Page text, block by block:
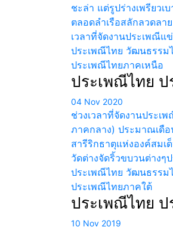
ชะล่า แต่รูปร่างเพรียว
ตลอดลำเรือสลักลวดลา
เวลาที่จัดงานประเพณีแ
ประเพณีไทย วัฒนธรรม
ประเพณีไทยภาคเหนือ
ประเพณีไทย
04 Nov 2020
ช่วงเวลาที่จัดงานประเ
ภาคกลาง) ประมาณเดื
สารีริกธาตุแห่งองค์สม
วัดต่างจัดริ้วขบวนต่างๆ
ประเพณีไทย วัฒนธรรม
ประเพณีไทยภาคใต้
ประเพณีไทย
10 Nov 2019